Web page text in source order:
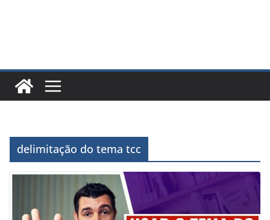
delimitação do tema tcc